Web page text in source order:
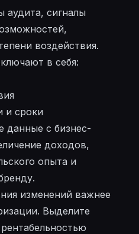
аудита, сигналы
воздействия.
в себя:
и сроки
данные с бизнес-
доходов,
опыта и
изменений важнее
Выделите